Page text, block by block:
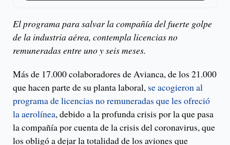
El programa para salvar la compañía del fuerte golpe
de la industria aérea, contempla licencias no
remuneradas entre uno y seis meses.
Más de 17.000 colaboradores de Avianca, de los 21.000
que hacen parte de su planta laboral, se acogieron al
programa de licencias no remuneradas que les ofreció
la aerolínea, debido a la profunda crisis por la que pasa
la compañía por cuenta de la crisis del coronavirus, que
los obligó a dejar la totalidad de los aviones que